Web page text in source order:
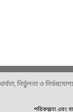
নির্ভুলতা ও
পরিকল্পনা এবং